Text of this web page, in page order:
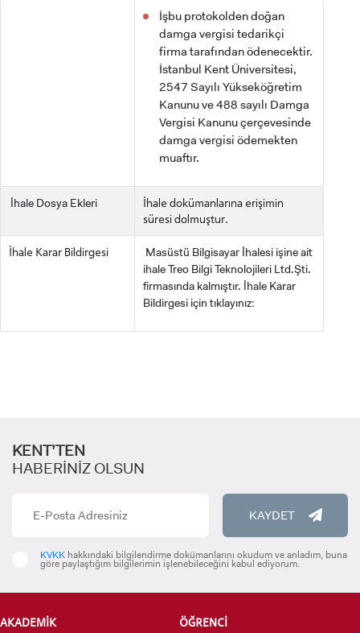
LİSANSÜSTÜ EĞİTİM ENSTİTÜSÜ
LİSANS ADAY ÖĞRENCİ
YATAY GEÇİŞ
İşbu protokolden doğan
damga vergisi tedarikçi
firma tarafından ödenecektir.
İstanbul Kent Üniversitesi,
2547 Sayılı Yükseköğretim
Kanunu ve 488 sayılı Damga
Vergisi Kanunu çerçevesinde
damga vergisi ödemekten
muaftır.
İhale Dosya Ekleri
İhale dokümanlarına erişimin
süresi dolmuştur.
İhale Karar Bildirgesi
Masüstü Bilgisayar İhalesi işine ait
ihale Treo Bilgi Teknolojileri Ltd.Şti.
firmasında kalmıştır. İhale Karar
Bildirgesi için tıklayınız:
KENT’TEN
HABERİNİZ OLSUN
KAYDET
KVKK hakkındaki bilgilendirme dokümanlarını okudum ve anladım, buna
göre paylaştığım bilgilerimin işlenebileceğini kabul ediyorum.
AKADEMİK ÖĞRENCİ